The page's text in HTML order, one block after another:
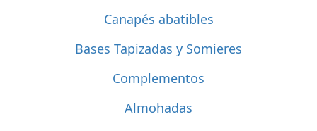
Canapés abatibles
Bases Tapizadas y Somieres
Complementos
Almohadas